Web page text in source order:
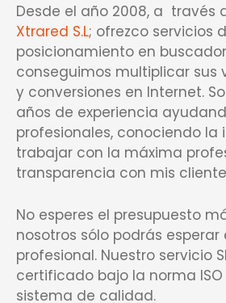
Desde el año 2008, a través
Xtrared S.L; ofrezco servicios
posicionamiento en
conseguimos multiplicar sus
y conversiones en Internet.
años de experiencia
profesionales, conociendo
trabajar con la máxima
transparencia con mis
No esperes el presupuesto
nosotros sólo podrás
profesional. Nuestro servicio
certificado bajo la norma ISO
sistema de calidad.